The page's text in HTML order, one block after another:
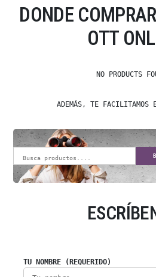
DONDE
OTT
NO PRODUCTS
ADEMÁS, TE FACILITAMOS
TU NOMBRE (REQUERIDO)